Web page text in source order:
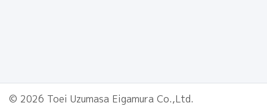
© 2026 Toei Uzumasa Eigamura Co.,Ltd.